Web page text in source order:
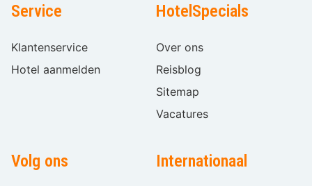
Service
Klantenservice
Hotel aanmelden
HotelSpecials
Over ons
Reisblog
Sitemap
Vacatures
Volg ons Internationaal